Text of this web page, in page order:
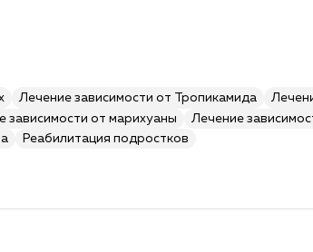
Лечение зависимости от Тропикамида
зависимости от марихуаны Лечение
Реабилитация подростков